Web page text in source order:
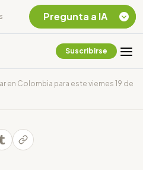
Suscribirse
en Colombia para este viernes 19 de
Pregunta a IA
Chevron Ecuador